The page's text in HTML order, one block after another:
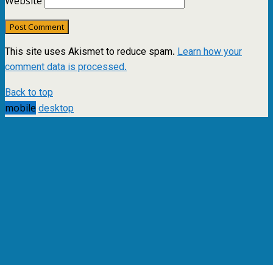
This site uses Akismet to reduce spam. Learn how your
comment data is processed.
Back to top
mobile desktop